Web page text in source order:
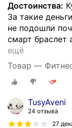
Достоинства:
За такие
не подошли
смарт браслет
ещё
Товар — Фитнес
TusyAveni
24 отзыва
27